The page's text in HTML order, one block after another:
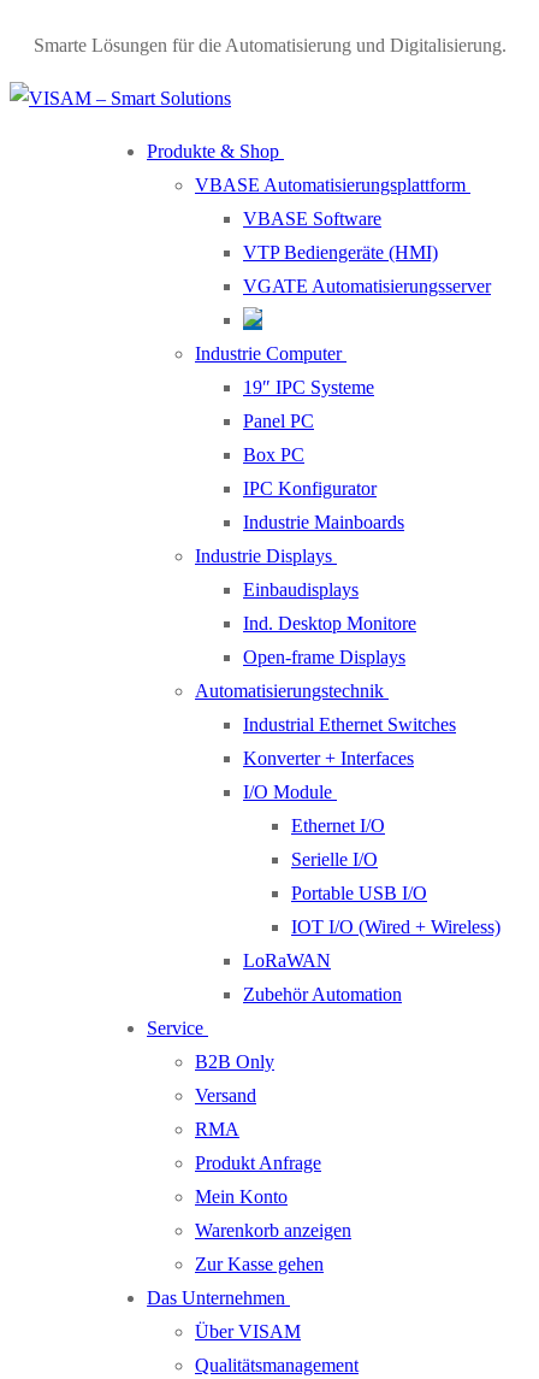
Smarte Lösungen für die Automatisierung und Digitalisierung.
Produkte & Shop
VBASE Automatisierungsplattform
VBASE Software
VTP Bediengeräte (HMI)
VGATE Automatisierungsserver
Industrie Computer
19″ IPC Systeme
Panel PC
Box PC
IPC Konfigurator
Industrie Mainboards
Industrie Displays
Einbaudisplays
Ind. Desktop Monitore
Open-frame Displays
Automatisierungstechnik
Industrial Ethernet Switches
Konverter + Interfaces
I/O Module
Ethernet I/O
Serielle I/O
Portable USB I/O
IOT I/O (Wired + Wireless)
LoRaWAN
Zubehör Automation
Service
B2B Only
Versand
RMA
Produkt Anfrage
Mein Konto
Warenkorb anzeigen
Zur Kasse gehen
Das Unternehmen
Über VISAM
Qualitätsmanagement